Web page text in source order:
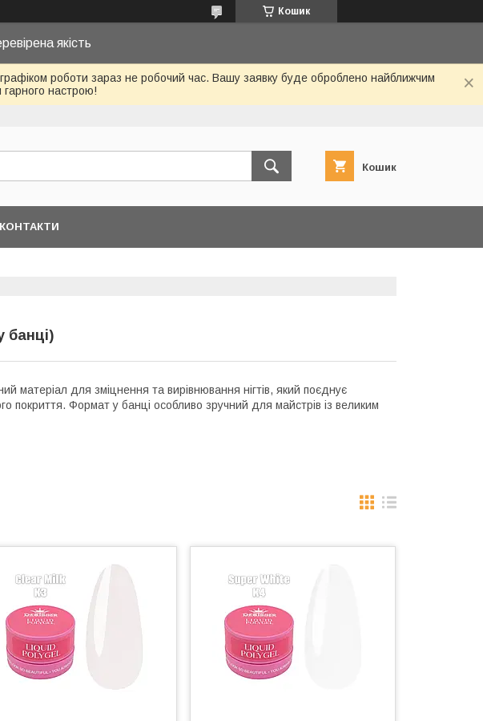
Кошик
якість
роботи зараз не робочий час. Вашу заявку буде оброблено найближчим
настрою!
Кошик
КОНТАКТИ
банці)
матеріал для зміцнення та вирівнювання нігтів, який поєднує
покриття. Формат у банці особливо зручний для майстрів із великим